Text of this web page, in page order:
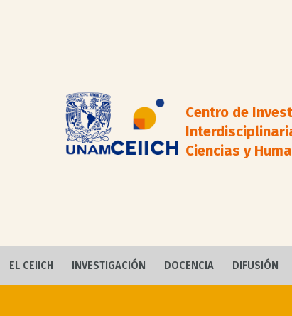
Centro de
Ciencias y
EL CEIICH INVESTIGACIÓN DOCENCIA DIFUSIÓN